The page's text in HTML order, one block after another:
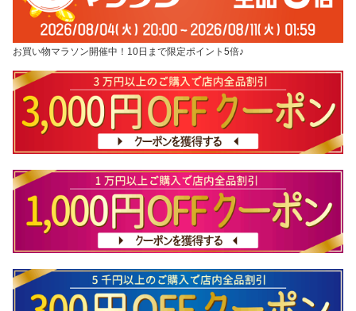
お買い物マラソン開催中！10日まで限定ポイント5倍♪